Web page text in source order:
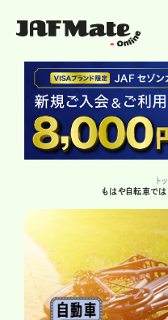
ト
もはや自転車では